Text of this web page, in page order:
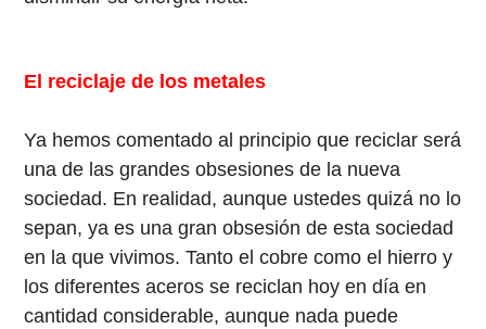
El reciclaje de los metales
Ya hemos comentado al principio que reciclar será
una de las grandes obsesiones de la nueva
sociedad. En realidad, aunque ustedes quizá no lo
sepan, ya es una gran obsesión de esta sociedad
en la que vivimos. Tanto el cobre como el hierro y
los diferentes aceros se reciclan hoy en día en
cantidad considerable, aunque nada puede